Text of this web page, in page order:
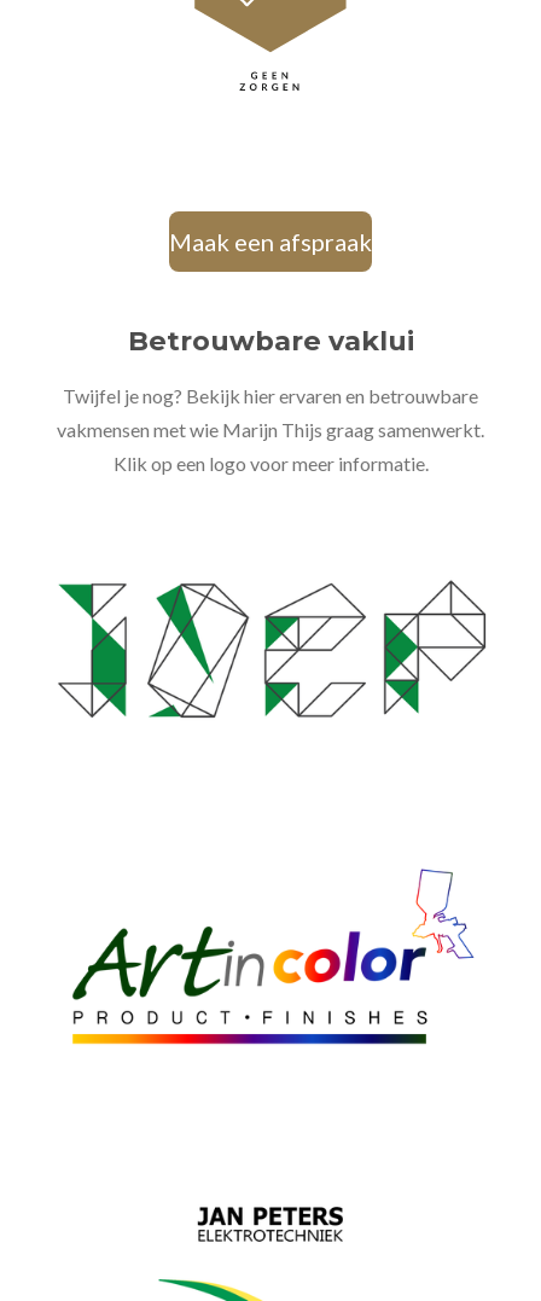
Maak een afspraak
Betrouwbare vaklui
Twijfel je nog? Bekijk hier ervaren en betrouwbare
vakmensen met wie Marijn Thijs graag samenwerkt.
Klik op een logo voor meer informatie.